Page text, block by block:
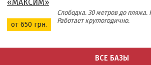
от 650 грн.
Слободка. 30 метров до пляжа.
Работает круглогодично.
ВСЕ БАЗЫ